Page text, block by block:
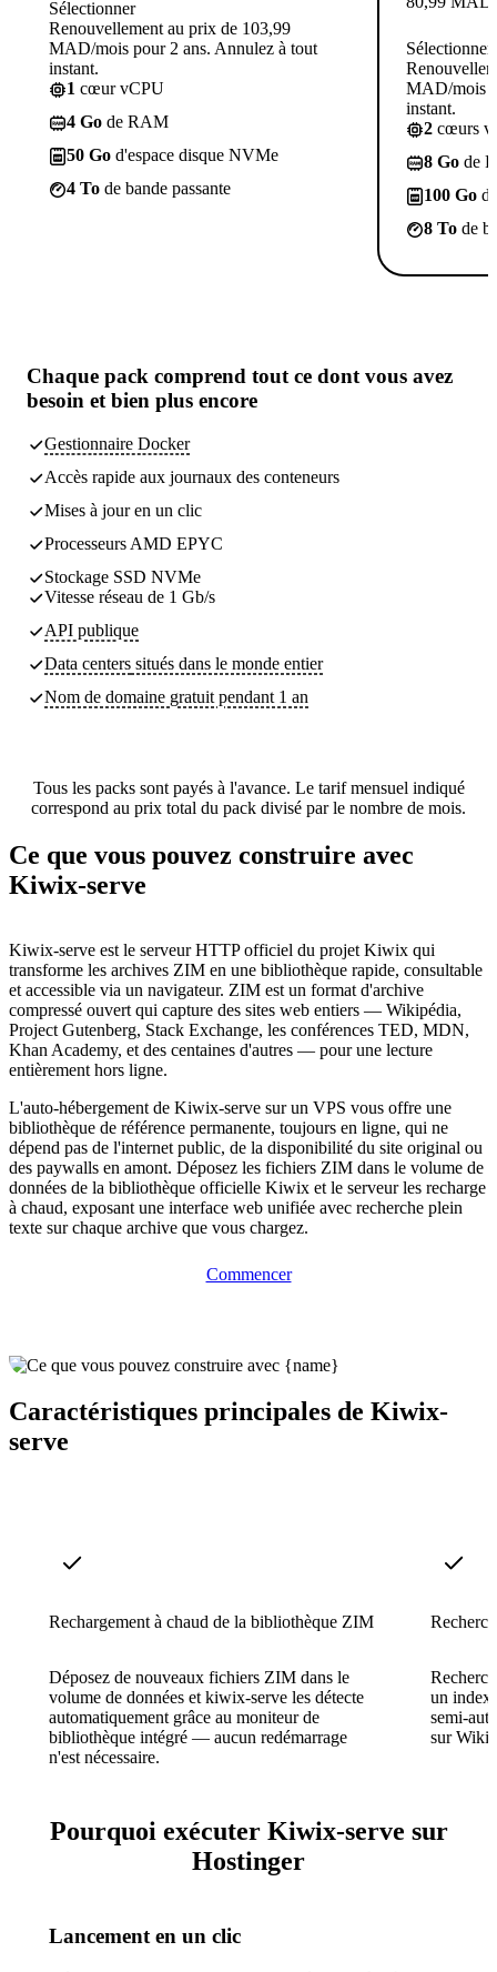
Sélectionner
Renouvellement au prix de 103,99
MAD/mois pour 2 ans. Annulez à tout
instant.
1 cœur vCPU
4 Go de RAM
50 Go d'espace disque NVMe
4 To de bande passante
Sélectionner
MAD/mois
instant.
2 cœurs
8 Go de
100 Go
8 To de
Chaque pack comprend tout ce dont vous avez
besoin et bien plus encore
Gestionnaire Docker
Accès rapide aux journaux des conteneurs
Mises à jour en un clic
Processeurs AMD EPYC
Stockage SSD NVMe
Vitesse réseau de 1 Gb/s
API publique
Data centers situés dans le monde entier
Nom de domaine gratuit pendant 1 an
Tous les packs sont payés à l'avance. Le tarif mensuel indiqué
correspond au prix total du pack divisé par le nombre de mois.
Ce que vous pouvez construire avec
Kiwix-serve
Kiwix-serve est le serveur HTTP officiel du projet Kiwix qui
transforme les archives ZIM en une bibliothèque rapide, consultable
et accessible via un navigateur. ZIM est un format d'archive
compressé ouvert qui capture des sites web entiers — Wikipédia,
Project Gutenberg, Stack Exchange, les conférences TED, MDN,
Khan Academy, et des centaines d'autres — pour une lecture
entièrement hors ligne.
L'auto-hébergement de Kiwix-serve sur un VPS vous offre une
bibliothèque de référence permanente, toujours en ligne, qui ne
dépend pas de l'internet public, de la disponibilité du site original ou
des paywalls en amont. Déposez les fichiers ZIM dans le volume de
données de la bibliothèque officielle Kiwix et le serveur les recharge
à chaud, exposant une interface web unifiée avec recherche plein
texte sur chaque archive que vous chargez.
Commencer
Caractéristiques principales de Kiwix-
serve
Rechargement à chaud de la bibliothèque ZIM
Déposez de nouveaux fichiers ZIM dans le
volume de données et kiwix-serve les détecte
automatiquement grâce au moniteur de
bibliothèque intégré — aucun redémarrage
n'est nécessaire.
un index
semi-
sur
Pourquoi exécuter Kiwix-serve sur
Hostinger
Lancement en un clic